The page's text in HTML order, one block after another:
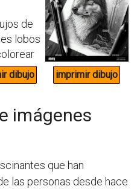
imágenes
que han
las personas desde hace